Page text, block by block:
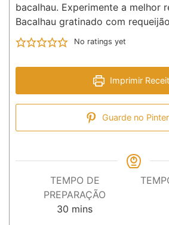
bacalhau. Experimente a melhor
Bacalhau gratinado com
No ratings yet
Imprimir
Guarde no
TEMPO DE
PREPARAÇÃO
30 minutos
mins